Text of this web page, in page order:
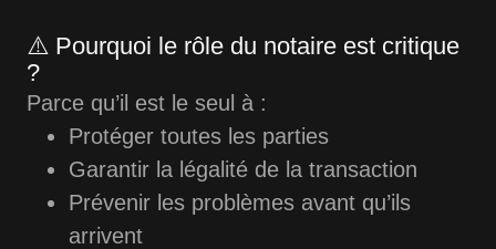
⚠️ Pourquoi le rôle du notaire est critique
?
Parce qu’il est le seul à :
Protéger toutes les parties
Garantir la légalité de la transaction
Prévenir les problèmes avant qu’ils
arrivent